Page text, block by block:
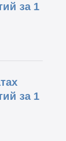
за 1
за 1